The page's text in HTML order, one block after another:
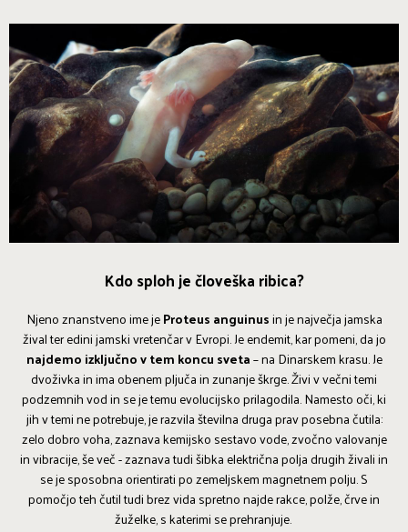
Kdo sploh je človeška ribica?
Njeno znanstveno ime jeProteus anguinusin je največja jamska
žival ter edini jamski vretenčar v Evropi. Je endemit, kar pomeni, da jo
najdemo izključno v tem koncu sveta– na Dinarskem krasu. Je
dvoživka in ima obenem pljuča in zunanje škrge. Živi v večni temi
podzemnih vod in se je temu evolucijsko prilagodila. Namesto oči, ki
jih v temi ne potrebuje, je razvila številna druga prav posebna čutila:
zelo dobro voha, zaznava kemijsko sestavo vode, zvočno valovanje
in vibracije, še več - zaznava tudi šibka električna polja drugih živali in
se je sposobna orientirati po zemeljskem magnetnem polju. S
pomočjo teh čutil tudi brez vida spretno najde rakce, polže, črve in
žuželke, s katerimi se prehranjuje.